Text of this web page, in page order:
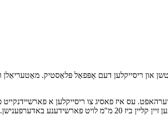
און ריסייקלען דעם אָפּפאַל פּלאַסטיק.
עס איז פאסיג צו ריסייקלען א
פלאסטיק פעסער, פלאסטיק פילמען, פיבערס, פאפיר. די צעשניטענע